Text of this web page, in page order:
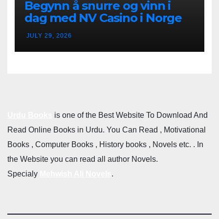
Begynn å snurre og vinn i
dag med NV Casino i Norge
JULY 29, 2026
is one of the Best Website To Download And
Read Online Books in Urdu. You Can Read , Motivational
Books , Computer Books , History books , Novels etc. . In
the Website you can read all author Novels.
Specialy
.